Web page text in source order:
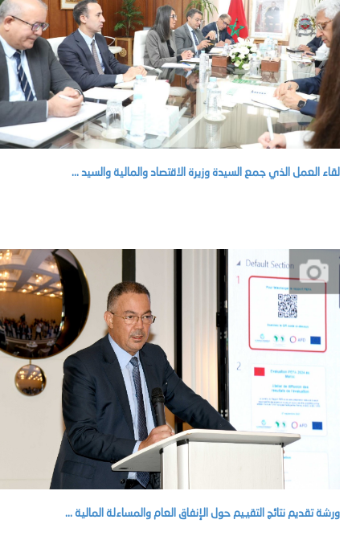
لقاء العمل الذي جمع السيدة وزيرة الاقتصاد والمالية والسيد ...
ورشة تقديم نتائج التقييم حول الإنفاق العام والمساءلة المالية ...